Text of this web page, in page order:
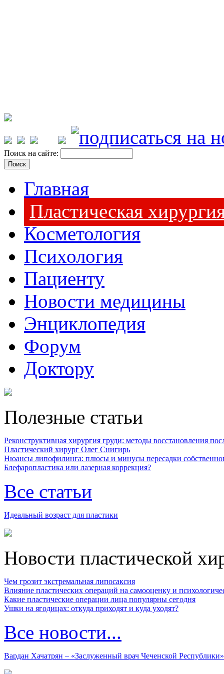
Поиск на сайте:
Главная
Пластическая
Косметология
Психология
Пациенту
Новости медицины
Энциклопедия
Форум
Доктору
Полезные статьи
Реконструктивная хирургия груди: методы восстановления
Пластический хирург Олег Снигирь
Нюансы липофилинга: плюсы и минусы пересадки
Блефаропластика или лазерная коррекция?
Все статьи
Идеальный возраст для пластики
Новости пластической
Чем грозит экстремальная липосаксия
Влияние пластических операций на самооценку и
Какие пластические операции лица популярны сегодня
Ушки на ягодицах: откуда приходят и куда уходят?
Все новости...
Вардан Хачатрян – «Заслуженный врач Чеченской Республики»